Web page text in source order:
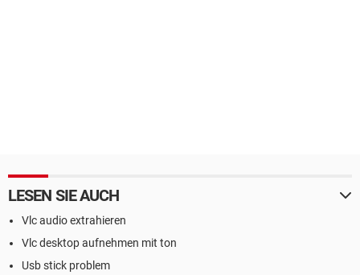
LESEN SIE AUCH
Vlc audio extrahieren
Vlc desktop aufnehmen mit ton
Usb stick problem